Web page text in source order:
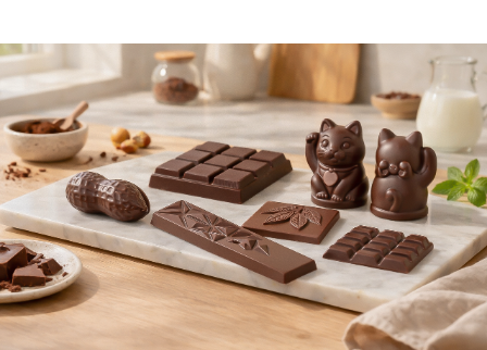
en polycarbonate, parfaits pour réaliser des chocolats maison.
Cette marque vous propose une multitude de formes allant de la
plus traditionnelle, aux formes plus modernes.
Caractéristiques du Moule à chocolat sphère Ø 2,7
cm Polycarbonate Chocolate World:
Matière : Polycarbonate
Couleur : Transparent
Forme : sphère
Nombre d'empreintes : 32 (4x8)
Dimensions du moulage : Ø27 mm
Dimensions de la plaque : 275 x 135 x 24 mm